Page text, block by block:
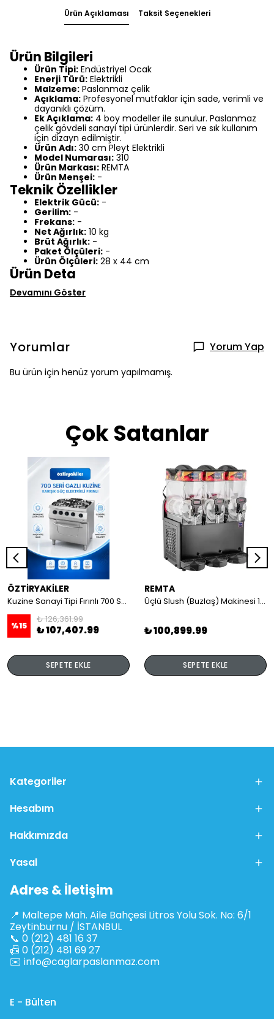
Ürün Açıklaması Taksit Seçenekleri
Ürün Bilgileri
Ürün Tipi: Endüstriyel Ocak
Enerji Türü: Elektrikli
Malzeme: Paslanmaz çelik
Açıklama: Profesyonel mutfaklar için sade, verimli ve
dayanıklı çözüm.
Ek Açıklama: 4 boy modeller ile sunulur. Paslanmaz
çelik gövdeli sanayi tipi ürünlerdir. Seri ve sık kullanım
için dizayn edilmiştir.
Ürün Adı: 30 cm Pleyt Elektrikli
Model Numarası: 310
Ürün Markası: REMTA
Ürün Menşei: -
Teknik Özellikler
Elektrik Gücü: -
Gerilim: -
Frekans: -
Net Ağırlık: 10 kg
Brüt Ağırlık: -
Paket Ölçüleri: -
Ürün Ölçüleri: 28 x 44 cm
Ürün Deta
Devamını Göster
Yorumlar Yorum Yap
Bu ürün için henüz yorum yapılmamış.
Çok Satanlar
ÖZTİRYAKİLER
Kuzine Sanayi Tipi Fırınlı 700 Seri Gazlı 4 Açık Ateş 80x70x85 (Lp)-2X6Kw+2X7,5Kw+6Kw Elektrikli Fırın
%15
₺ 126,361.99
₺ 107,407.99
SEPETE EKLE
REMTA
Üçlü Slush (Buzlaş) Makinesi 12+12+12 lt
₺ 100,899.99
SEPETE EKLE
Kategoriler
Hesabım
Hakkımızda
Yasal
Adres & İletişim
📍 Maltepe Mah. Aile Bahçesi Litros Yolu Sok. No: 6/1
Zeytinburnu / İSTANBUL
📞 0 (212) 481 16 37
📠 0 (212) 481 69 27
✉️ info@caglarpaslanmaz.com
E - Bülten